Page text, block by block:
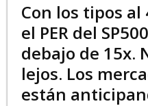
Con los tipos
el PER del
debajo de 15x.
lejos. Los
están